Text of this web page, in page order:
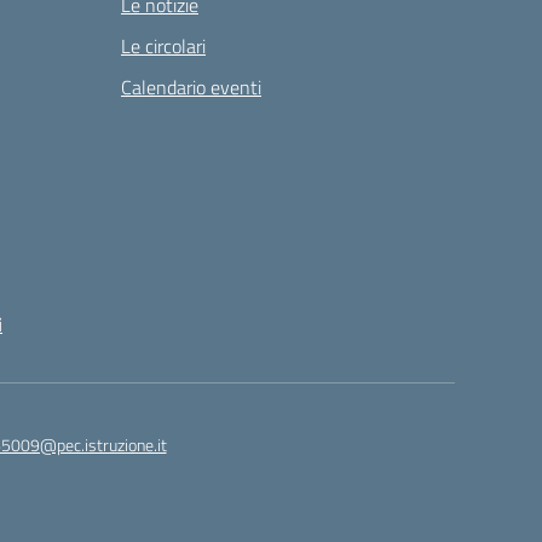
Le circolari
Calendario eventi